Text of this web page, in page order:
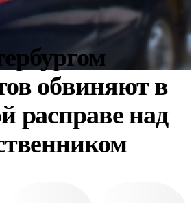
обвиняют в
расправе над